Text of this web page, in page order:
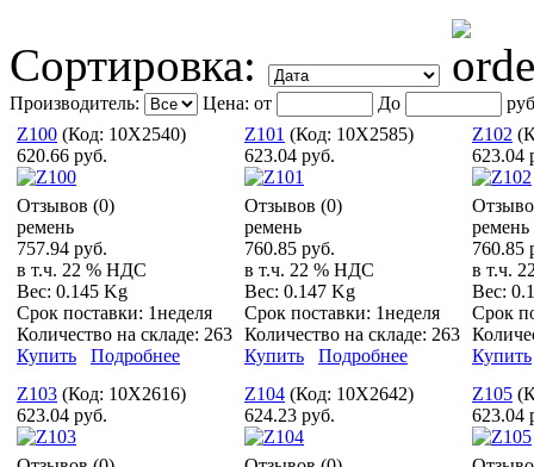
Сортировка:
Производитель: Цена: от До
Z100 (Код: 10X2540)
620.66 руб.
Отзывов (0)
ремень
757.94 руб.
в т.ч. 22 % НДС
Вес: 0.145 Kg
Срок поставки: 1неделя
Количество на складе: 263
Купить
Подробнее
Z101 (Код: 10X2585)
623.04 руб.
Отзывов (0)
ремень
760.85 руб.
в т.ч. 22 % НДС
Вес: 0.147 Kg
Срок поставки: 1неделя
Количество на складе: 263
Купить
Подробнее
Z102
623.04
ремень
760.85
в т.ч.
Вес:
Срок
Купить
Z103 (Код: 10X2616)
623.04 руб.
Z104 (Код: 10X2642)
624.23 руб.
Z105
623.04